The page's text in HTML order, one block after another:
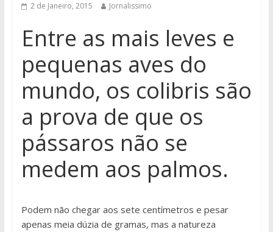
2 de Janeiro, 2015 Jornalissimo
Entre as mais leves e
pequenas aves do
mundo, os colibris são
a prova de que os
pássaros não se
medem aos palmos.
Podem não chegar aos sete centímetros e pesar
apenas meia dúzia de gramas, mas a natureza